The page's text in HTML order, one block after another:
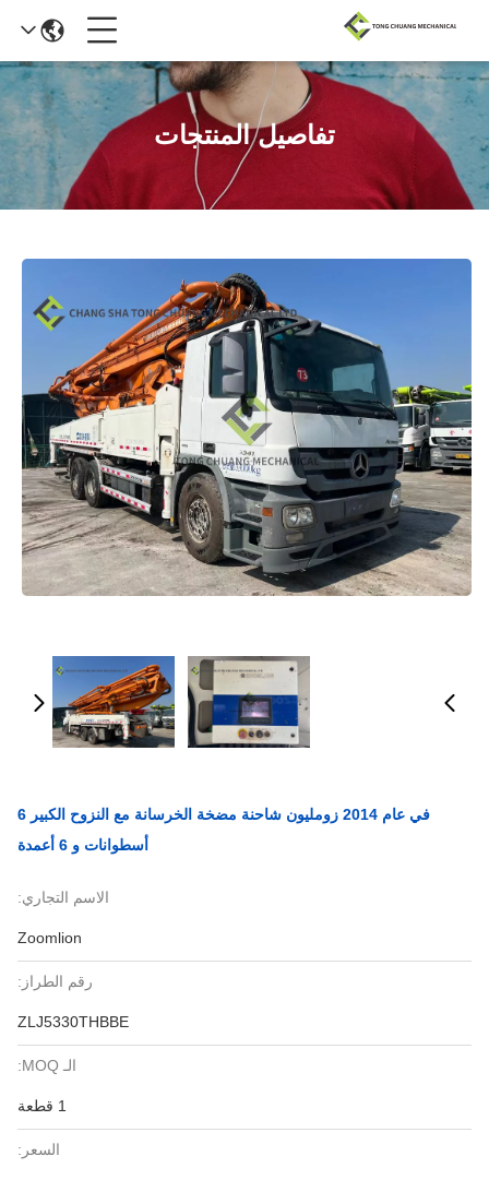
تفاصيل المنتجات
في عام 2014 زومليون شاحنة مضخة الخرسانة مع النزوح الكبير 6
أسطوانات و 6 أعمدة
الاسم التجاري:
Zoomlion
رقم الطراز:
ZLJ5330THBBE
الـ MOQ:
1 قطعة
السعر: